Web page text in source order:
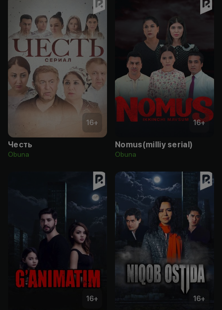
16+
Честь
Obuna
16+
Nomus(milliy serial)
Obuna
16+ 16+